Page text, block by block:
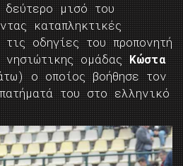
δεύτερο μισό του
καταπληκτικές
οδηγίες του προπονητή
ομάδας Κώστα
ο οποίος βοήθησε τον
του στο ελληνικό